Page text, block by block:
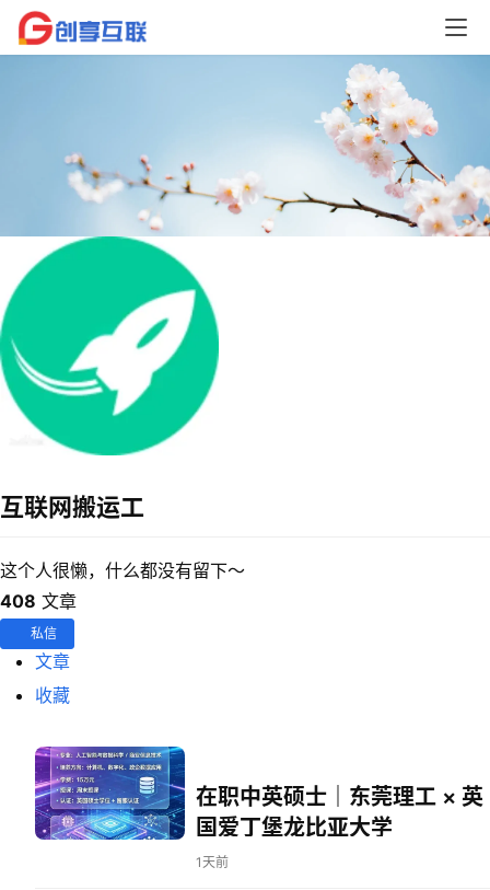
互联网搬运工
这个人很懒，什么都没有留下～
408 文章
私信
文章
收藏
在职中英硕士｜东莞理工 × 英
国爱丁堡龙比亚大学
1天前